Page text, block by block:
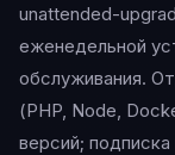
unattended-
еженедельной
обслуживания.
(PHP, Node,
версий;